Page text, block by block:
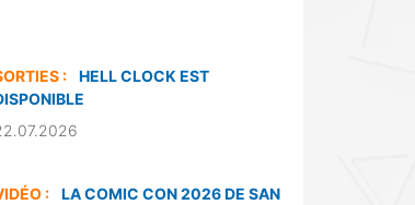
:
HELL CLOCK EST
:
LA COMIC CON 2026 DE SAN